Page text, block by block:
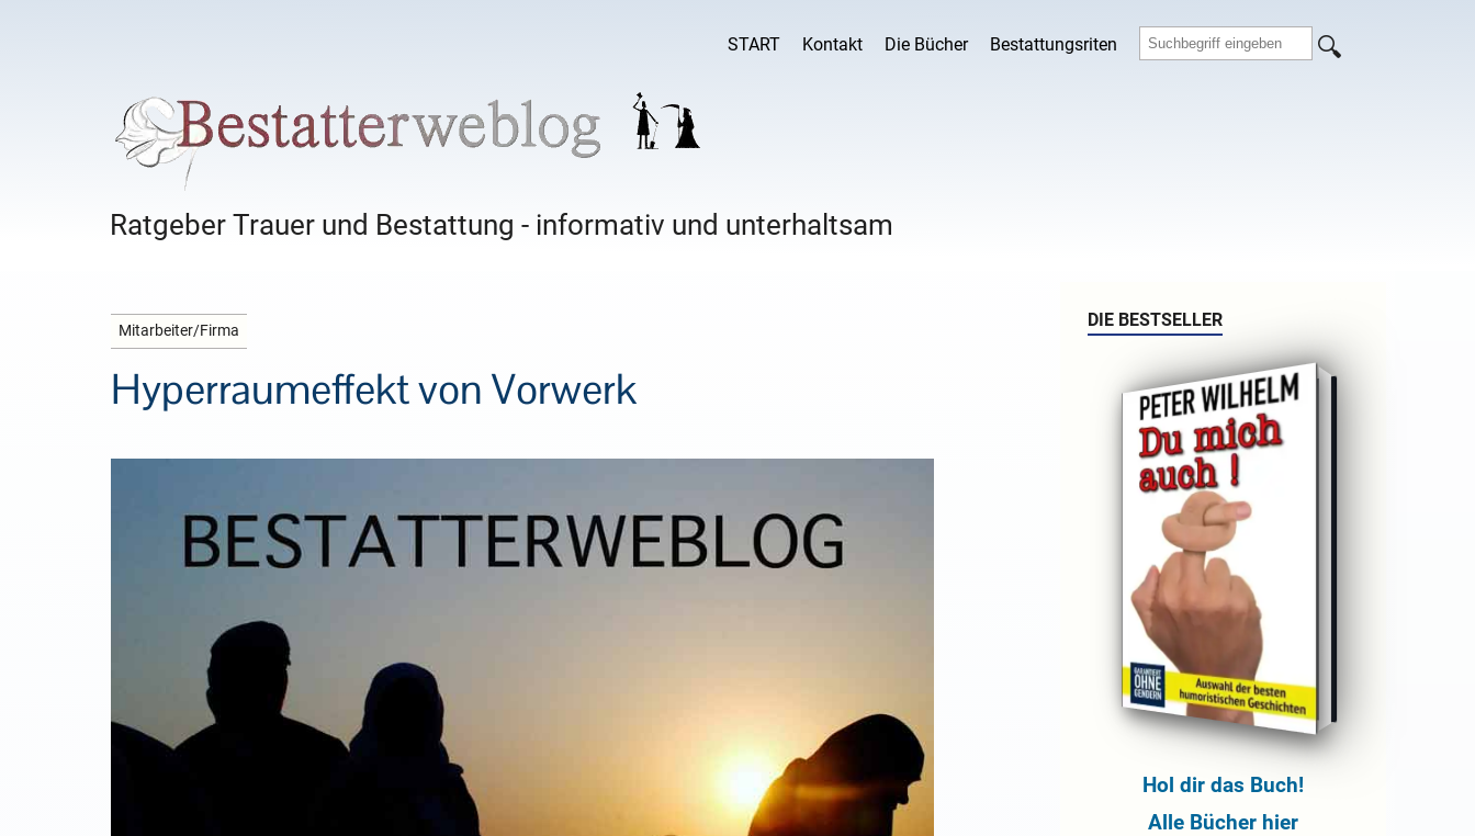
START Kontakt Die Bücher Bestattungsriten
Ratgeber Trauer und Bestattung - informativ und unterhaltsam
Mitarbeiter/Firma
Hyperraumeffekt von Vorwerk
DIE BESTSELLER
Hol dir das Buch!
Alle Bücher hier